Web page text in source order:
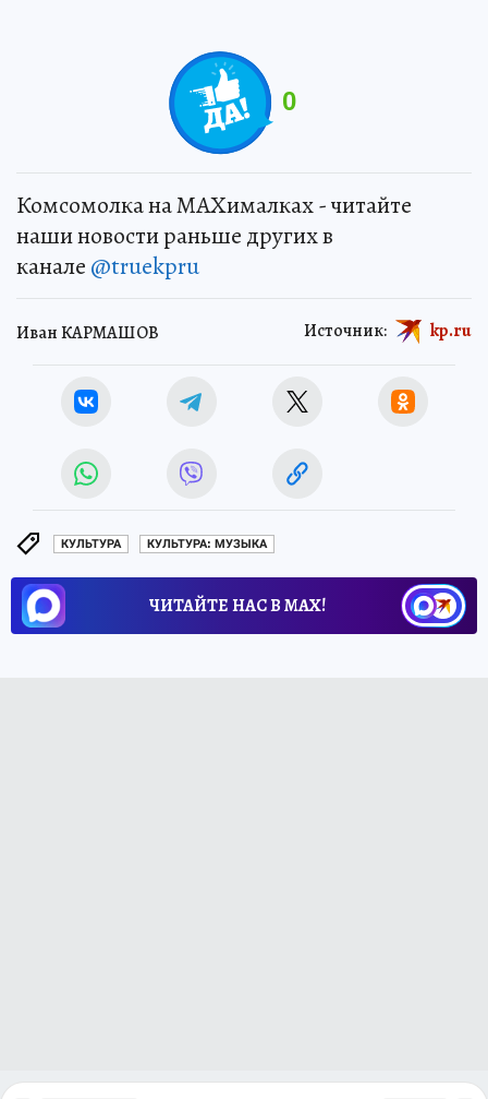
0
Комсомолка на MAXималках - читайте
наши новости раньше других в
канале @truekpru
Иван КАРМАШОВ Источник: kp.ru
КУЛЬТУРА КУЛЬТУРА: МУЗЫКА
ЧИТАЙТЕ НАС В МАХ!